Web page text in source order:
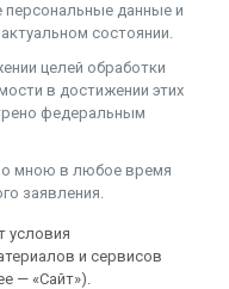
данные и
состоянии.
целей обработки
в достижении этих
федеральным
мною в любое время
заявления.
условия
и сервисов
— «Сайт»).